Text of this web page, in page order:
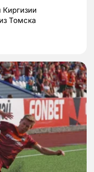
Томска